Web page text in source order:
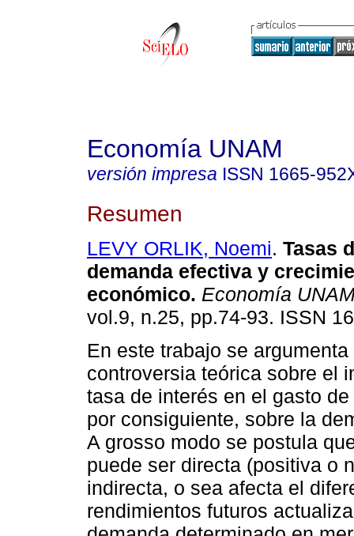
Economía UNAM
versión impresa ISSN 1665-
Resumen
LEVY ORLIK, Noemi. Tasas
demanda efectiva y
económico. Economía
vol.9, n.25, pp.74-93. ISSN
En este trabajo se
controversia teórica sobre el
tasa de interés en el gasto
por consiguiente, sobre la
A grosso modo se postula
puede ser directa (positiva o
indirecta, o sea afecta el
rendimientos futuros